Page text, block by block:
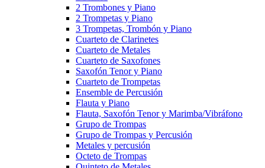
2 Trombones y Piano
2 Trompetas y Piano
3 Trompetas, Trombón y Piano
Cuarteto de Clarinetes
Cuarteto de Metales
Cuarteto de Saxofones
Saxofón Tenor y Piano
Cuarteto de Trompetas
Ensemble de Percusión
Flauta y Piano
Flauta, Saxofón Tenor y Marimba/Vibráfono
Grupo de Trompas
Grupo de Trompas y Percusión
Metales y percusión
Octeto de Trompas